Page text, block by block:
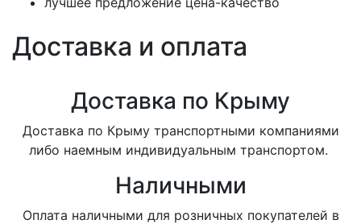
Доставка и оплата
Доставка по Крыму
Доставка по Крыму транспортными компаниями
либо наемным индивидуальным транспортом.
Наличными
Оплата наличными для розничных покупателей в